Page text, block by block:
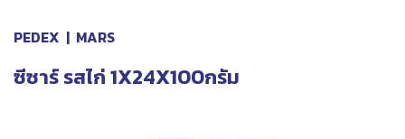
PEDEX | MARS
ซีซาร์ รสไก่ 1X24X100กรัม